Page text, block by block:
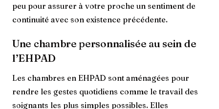
peu pour assurer à votre proche un sentiment de
continuité avec son existence précédente.
Une chambre personnalisée au sein de
l’EHPAD
Les chambres en EHPAD sont aménagées pour
rendre les gestes quotidiens comme le travail des
soignants les plus simples possibles. Elles